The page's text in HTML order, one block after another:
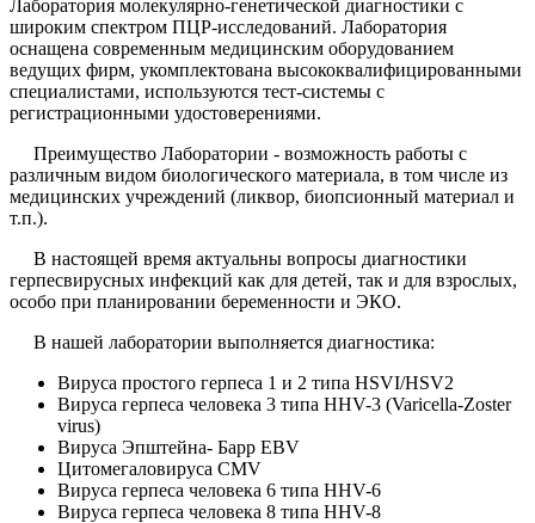
Лаборатория молекулярно-генетической диагностики с
широким спектром ПЦР-исследований. Лаборатория
оснащена современным медицинским оборудованием
ведущих фирм, укомплектована высококвалифицированными
специалистами, используются тест-системы с
регистрационными удостоверениями.
Преимущество Лаборатории - возможность работы с
различным видом биологического материала, в том числе из
медицинских учреждений (ликвор, биопсионный материал и
т.п.).
В настоящей время актуальны вопросы диагностики
герпесвирусных инфекций как для детей, так и для взрослых,
особо при планировании беременности и ЭКО.
В нашей лаборатории выполняется диагностика:
Вируса простого герпеса 1 и 2 типа HSVI/HSV2
Вируса герпеса человека 3 типа HHV-3 (Varicella-Zoster
virus)
Вируса Эпштейна- Барр EBV
Цитомегаловируса CMV
Вируса герпеса человека 6 типа HHV-6
Вируса герпеса человека 8 типа HHV-8